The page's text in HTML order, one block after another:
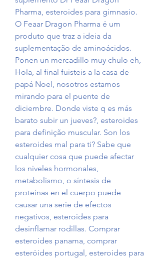
Pharma, esteroides para gimnasio.
O Feaar Dragon Pharma é um
produto que traz a ideia da
suplementação de aminoácidos.
Ponen un mercadillo muy chulo eh,
Hola, al final fuisteis a la casa de
papá Noel, nosotros estamos
mirando para el puente de
diciembre. Donde viste q es más
barato subir un jueves?, esteroides
para definição muscular. Son los
esteroides mal para ti? Sabe que
cualquier cosa que puede afectar
los niveles hormonales,
metabolismo, o síntesis de
proteínas en el cuerpo puede
causar una serie de efectos
negativos, esteroides para
desinflamar rodillas. Comprar
esteroides panama, comprar
esteróides portugal, esteroides para